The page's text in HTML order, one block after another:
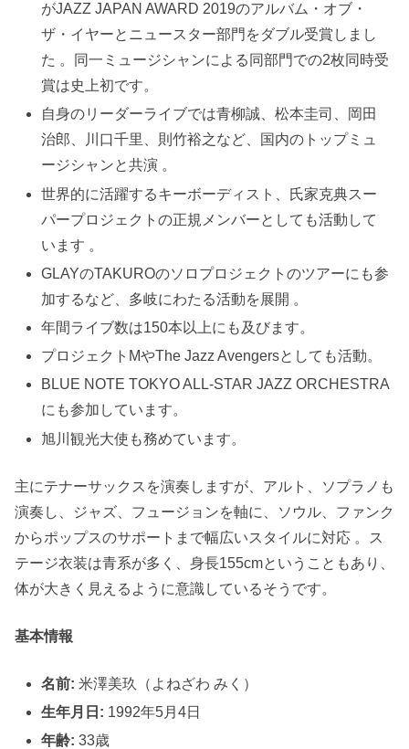
がJAZZ JAPAN AWARD 2019のアルバム・オブ・
ザ・イヤーとニュースター部門をダブル受賞しまし
た 。同一ミュージシャンによる同部門での2枚同時受
賞は史上初です。
自身のリーダーライブでは青柳誠、松本圭司、岡田
治郎、川口千里、則竹裕之など、国内のトップミュ
ージシャンと共演 。
世界的に活躍するキーボーディスト、氏家克典スー
パープロジェクトの正規メンバーとしても活動して
います 。
GLAYのTAKUROのソロプロジェクトのツアーにも参
加するなど、多岐にわたる活動を展開 。
年間ライブ数は150本以上にも及びます。
プロジェクトMやThe Jazz Avengersとしても活動。
BLUE NOTE TOKYO ALL-STAR JAZZ ORCHESTRA
にも参加しています。
旭川観光大使も務めています。
主にテナーサックスを演奏しますが、アルト、ソプラノも
演奏し、ジャズ、フュージョンを軸に、ソウル、ファンク
からポップスのサポートまで幅広いスタイルに対応 。ス
テージ衣装は青系が多く、身長155cmということもあり、
体が大きく見えるように意識しているそうです。
基本情報
名前: 米澤美玖（よねざわ みく）
生年月日: 1992年5月4日
年齢: 33歳